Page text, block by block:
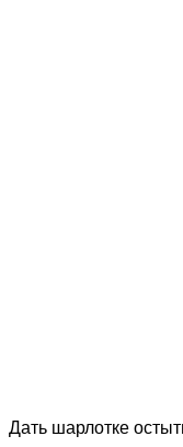
Дать шарлотке